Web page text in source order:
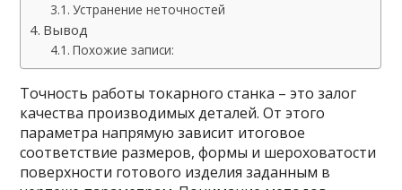
Устранение неточностей
Вывод
Похожие записи:
Точность работы токарного станка – это залог
качества производимых деталей. От этого
параметра напрямую зависит итоговое
соответствие размеров, формы и шероховатости
поверхности готового изделия заданным в